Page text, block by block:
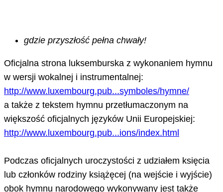
gdzie przyszłość pełna chwały!
Oficjalna strona luksemburska z wykonaniem hymnu
w wersji wokalnej i instrumentalnej:
http://www.luxembourg.pub...symboles/hymne/
a także z tekstem hymnu przetłumaczonym na
większość oficjalnych języków Unii Europejskiej:
http://www.luxembourg.pub...ions/index.html
Podczas oficjalnych uroczystości z udziałem księcia
lub członków rodziny książęcej (na wejście i wyjście)
obok hymnu narodowego wykonywany jest także